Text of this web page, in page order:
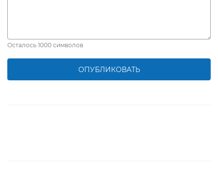
Осталось 1000 символов
ОПУБЛИКОВАТЬ